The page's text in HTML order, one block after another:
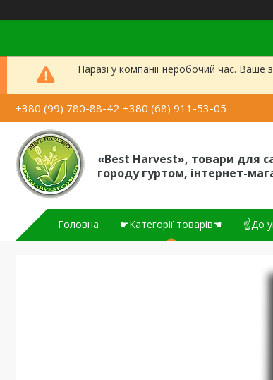
Наразі у компанії неробочий час.
+380 (99) 780-88-42 +380 (68) 911-53-05
«Best Harvest», товари для
городу гуртом, інтернет-
Головна ☛Категорії товарів☚ ☝До